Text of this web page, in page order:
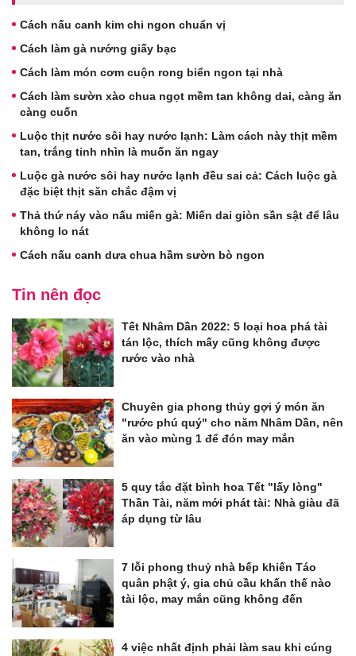
Cách nấu canh kim chi ngon chuẩn vị
Cách làm gà nướng giấy bạc
Cách làm món cơm cuộn rong biển ngon tại nhà
Cách làm sườn xào chua ngọt mềm tan không dai, càng ăn
càng cuốn
Luộc thịt nước sôi hay nước lạnh: Làm cách này thịt mềm
tan, trắng tinh nhìn là muốn ăn ngay
Luộc gà nước sôi hay nước lạnh đều sai cả: Cách luộc gà
đặc biệt thịt săn chắc đậm vị
Thả thứ náy vào nấu miến gà: Miến dai giòn sần sật để lâu
không lo nát
Cách nấu canh dưa chua hầm sườn bò ngon
Tin nên đọc
Tết Nhâm Dần 2022: 5 loại hoa phá tài
tán lộc, thích mấy cũng không được
rước vào nhà
Chuyên gia phong thủy gợi ý món ăn
"rước phú quý" cho năm Nhâm Dần, nên
ăn vào mùng 1 để đón may mắn
5 quy tắc đặt bình hoa Tết "lấy lòng"
Thần Tài, năm mới phát tài: Nhà giàu đã
áp dụng từ lâu
7 lỗi phong thuỷ nhà bếp khiến Táo
quân phật ý, gia chủ cầu khấn thế nào
tài lộc, may mắn cũng không đến
4 việc nhất định phải làm sau khi cúng